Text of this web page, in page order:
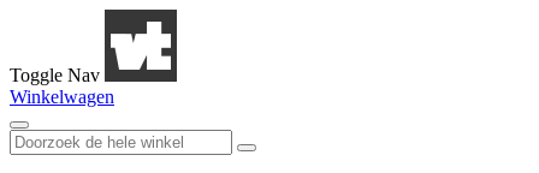
Toggle Nav
Winkelwagen